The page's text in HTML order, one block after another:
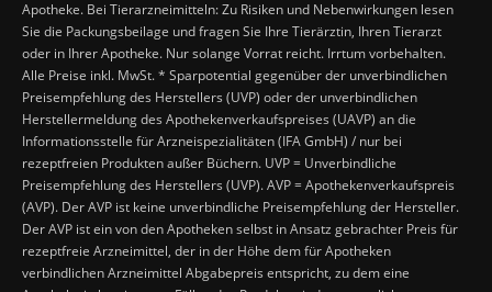
Apotheke. Bei Tierarzneimitteln: Zu Risiken und Nebenwirkungen lesen
Sie die Packungsbeilage und fragen Sie Ihre Tierärztin, Ihren Tierarzt
oder in Ihrer Apotheke. Nur solange Vorrat reicht. Irrtum vorbehalten.
Alle Preise inkl. MwSt. * Sparpotential gegenüber der unverbindlichen
Preisempfehlung des Herstellers (UVP) oder der unverbindlichen
Herstellermeldung des Apothekenverkaufspreises (UAVP) an die
Informationsstelle für Arzneispezialitäten (IFA GmbH) / nur bei
rezeptfreien Produkten außer Büchern. UVP = Unverbindliche
Preisempfehlung des Herstellers (UVP). AVP = Apothekenverkaufspreis
(AVP). Der AVP ist keine unverbindliche Preisempfehlung der Hersteller.
Der AVP ist ein von den Apotheken selbst in Ansatz gebrachter Preis für
rezeptfreie Arzneimittel, der in der Höhe dem für Apotheken
verbindlichen Arzneimittel Abgabepreis entspricht, zu dem eine